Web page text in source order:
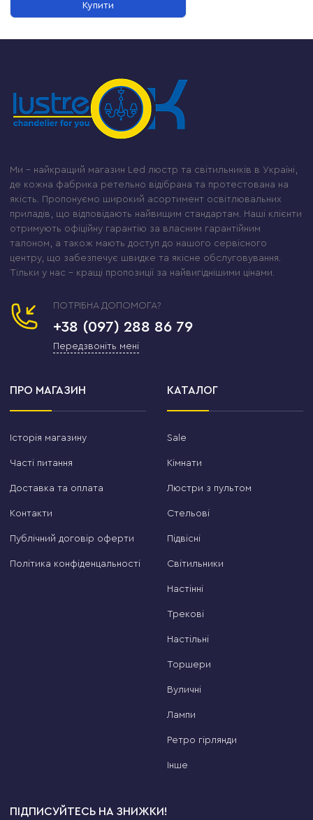
Купити
Ми – найкращий магазин Led люстр та світильників в Україні,
де кожна фабрика ретельно відібрана та протестована на
якість. Пропонуємо широкий асортимент освітлювальних
приладів, що відповідають найвищим стандартам. Наші клієнти
отримують офіційну гарантію за власним гарантійним
талоном, а також мають доступ до нашого сервісного
центру, що забезпечує швидке та якісне обслуговування.
Тільки у нас – кращі пропозиції за найвигіднішими цінами.
ПОТРІБНА ДОПОМОГА?
+38 (097) 288 86 79
Передзвоніть мені
ПРО МАГАЗИН
Історія магазину
Часті питання
Доставка та оплата
Контакти
Публічний договір оферти
Політика конфіденцальності
КАТАЛОГ
Sale
Кімнати
Люстри з пультом
Стельові
Підвісні
Світильники
Настінні
Трекові
Настільні
Торшери
Вуличні
Лампи
Ретро гірлянди
Інше
ПІДПИСУЙТЕСЬ НА ЗНИЖКИ!